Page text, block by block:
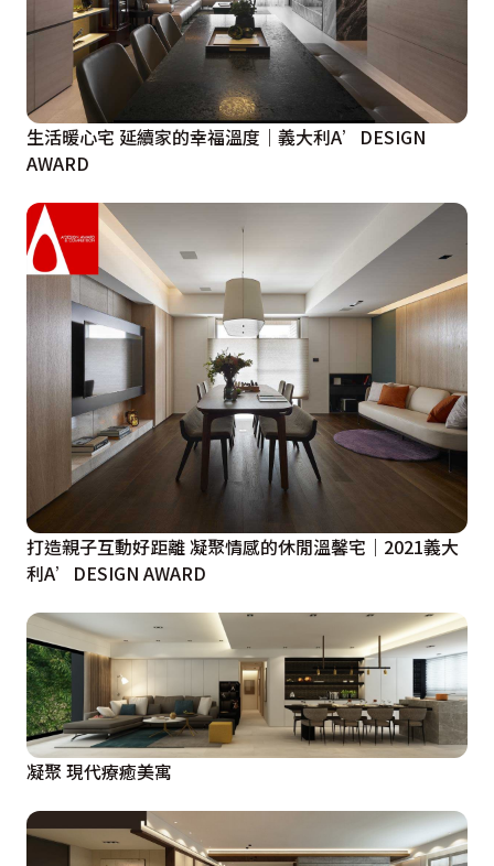
生活暖心宅 延續家的幸福溫度｜義大利A’DESIGN
AWARD
打造親子互動好距離 凝聚情感的休閒溫馨宅｜2021義大
利A’DESIGN AWARD
凝聚 現代療癒美寓